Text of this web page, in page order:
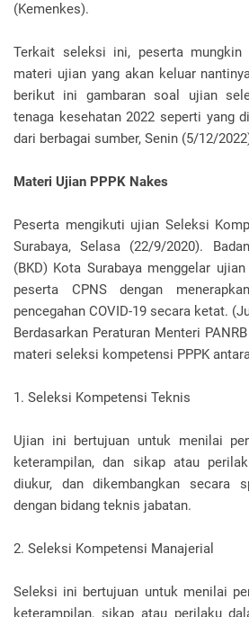
(Kemenkes).
Terkait seleksi ini, peserta mungkin
materi ujian yang akan keluar
berikut ini gambaran soal ujian
tenaga kesehatan 2022 seperti yang
dari berbagai sumber, Senin (5/12/
Materi Ujian PPPK Nakes
Peserta mengikuti ujian Seleksi
Surabaya, Selasa (22/9/2020).
(BKD) Kota Surabaya menggelar
peserta CPNS dengan
pencegahan COVID-19 secara ketat.
Berdasarkan Peraturan Menteri
materi seleksi kompetensi PPPK
1. Seleksi Kompetensi Teknis
Ujian ini bertujuan untuk menilai
keterampilan, dan sikap atau
diukur, dan dikembangkan secara
dengan bidang teknis jabatan.
2. Seleksi Kompetensi Manajerial
Seleksi ini bertujuan untuk menilai
keterampilan, sikap atau perilaku